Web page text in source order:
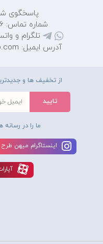
پاسخگوی
شماره تماس: 28429036 - 021
تلگرام و واتس اپ:
آدرس ایمیل: mihantarh@yahoo.com
از تخفیف ها و
ما را در
اينستاگرام ميهن طرح